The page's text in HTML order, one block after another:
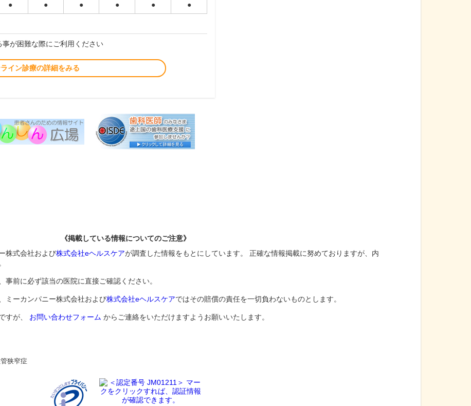
● ● ● ● ● ●
が困難な際にご利用ください
イン診療の詳細をみる
《掲載している情報についてのご注意》
株式会社および株式会社eヘルスケアが調査した情報をもとにしています。 正確な情報掲載に努めておりますが、内
前に必ず該当の医院に直接ご確認ください。
ミーカンパニー株式会社および株式会社eヘルスケアではその賠償の責任を一切負わないものとします。
すが、 お問い合わせフォーム からご連絡をいただけますようお願いいたします。
狭窄症